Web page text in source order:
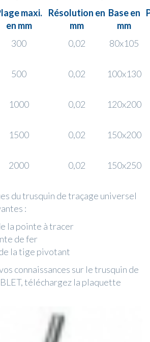
maxi.
en mm
Résolution en
mm
Base en
mm
300 0,02 80x105
500 0,02 100x130
1000 0,02 120x200
1500 0,02 150x200
2000 0,02 150x250
du trusquin de traçage universel
:
la pointe à tracer
de fer
la tige pivotant
connaissances sur le trusquin de
téléchargez la plaquette